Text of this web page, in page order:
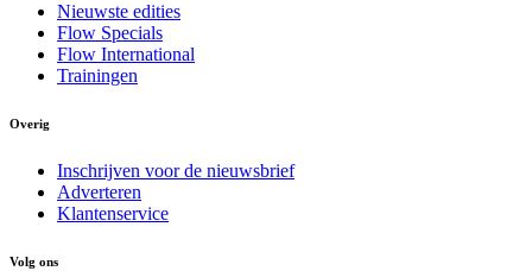
Nieuwste edities
Flow Specials
Flow International
Trainingen
Overig
Inschrijven voor de nieuwsbrief
Adverteren
Klantenservice
Volg ons